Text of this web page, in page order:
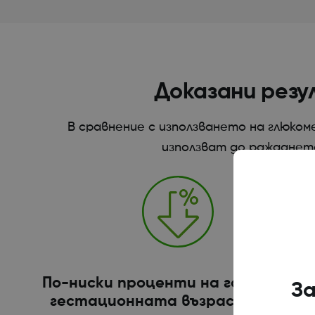
Доказани
В сравнение с използването на
използват до
По-ниски проценти на големи за
гестационната възраст (LGA)